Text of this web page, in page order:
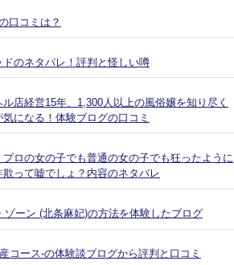
口コミは？
のネタバレ！評判と怪しい噂
店経営15年、1,300人以上の風俗嬢を知り尽く
になる！体験ブログの口コミ
ロの女の子でも普通の女の子でも狂ったように
って嘘でしょ？内容のネタバレ
ーン (北条麻妃)の方法を体験したブログ
コース-の体験談ブログから評判と口コミ